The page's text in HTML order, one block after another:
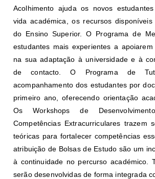
Acolhimento ajuda os novos
vida académica, os recursos
do Ensino Superior. O Programa de
estudantes mais experientes a
na sua adaptação à universidade e à
de contacto. O Programa de
acompanhamento dos estudantes por
primeiro ano, oferecendo orientação
Os Workshops de
Competências Extracurriculares trazem
teóricas para fortalecer competências
atribuição de Bolsas de Estudo são um
à continuidade no percurso académico.
serão desenvolvidas de forma integrada